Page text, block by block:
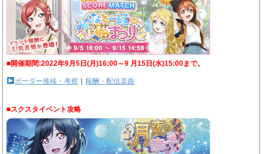
■開催期間:2022年9月5日(月)16:00～9 月15日(水)15:00まで。
ボーダー推移・考察 ｜報酬・配信楽曲
■スクスタイベント攻略